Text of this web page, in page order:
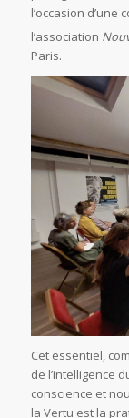
l’occasion
l’association
Paris.
Cet essentiel,
de l’intelligence
conscience et
la Vertu est la